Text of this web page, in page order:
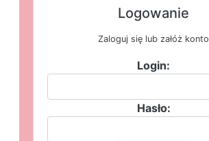
Logowanie
Zaloguj się lub załóż konto
Login:
Hasło: